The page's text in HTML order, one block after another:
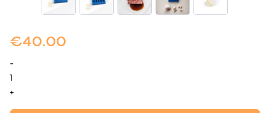
€40.00
-
Spicchio
d'aglio
+